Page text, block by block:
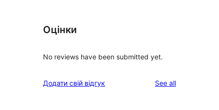
Оцінки
No reviews have been submitted yet.
Додати свій відгук See allreviews